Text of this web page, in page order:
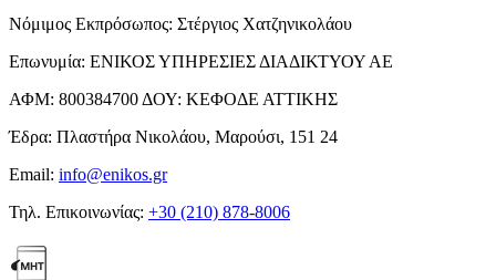
Νόμιμος Εκπρόσωπος: Στέργιος Χατζηνικολάου
Επωνυμία: ΕΝΙΚΟΣ ΥΠΗΡΕΣΙΕΣ ΔΙΑΔΙΚΤΥΟΥ ΑΕ
ΑΦΜ: 800384700 ΔΟΥ: ΚΕΦΟΔΕ ΑΤΤΙΚΗΣ
Έδρα: Πλαστήρα Νικολάου, Μαρούσι, 151 24
Email: info@enikos.gr
Τηλ. Επικοινωνίας: +30 (210) 878-8006